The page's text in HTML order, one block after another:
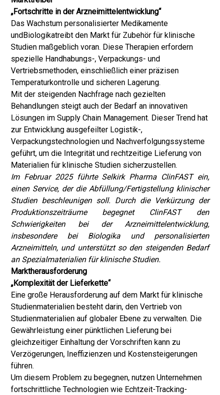
„Fortschritte in der Arzneimittelentwicklung“
Das Wachstum personalisierter Medikamente
undBiologikatreibt den Markt für Zubehör für klinische
Studien maßgeblich voran. Diese Therapien erfordern
spezielle Handhabungs-, Verpackungs- und
Vertriebsmethoden, einschließlich einer präzisen
Temperaturkontrolle und sicheren Lagerung.
Mit der steigenden Nachfrage nach gezielten
Behandlungen steigt auch der Bedarf an innovativen
Lösungen im Supply Chain Management. Dieser Trend hat
zur Entwicklung ausgefeilter Logistik-,
Verpackungstechnologien und Nachverfolgungssysteme
geführt, um die Integrität und rechtzeitige Lieferung von
Materialien für klinische Studien sicherzustellen.
Im Februar 2025 führte Selkirk Pharma ClinFAST ein,
einen Service, der die Abfüllung/Fertigstellung klinischer
Studien beschleunigen soll. Durch die Verkürzung der
Produktionszeiträume begegnet ClinFAST den
Schwierigkeiten bei der Arzneimittelentwicklung,
insbesondere bei Biologika und personalisierten
Arzneimitteln, und unterstützt so den steigenden Bedarf
an Spezialmaterialien für klinische Studien.
Marktherausforderung
„Komplexität der Lieferkette“
Eine große Herausforderung auf dem Markt für klinische
Studienmaterialien besteht darin, den Vertrieb von
Studienmaterialien auf globaler Ebene zu verwalten. Die
Gewährleistung einer pünktlichen Lieferung bei
gleichzeitiger Einhaltung der Vorschriften kann zu
Verzögerungen, Ineffizienzen und Kostensteigerungen
führen.
Um diesem Problem zu begegnen, nutzen Unternehmen
fortschrittliche Technologien wie Echtzeit-Tracking-